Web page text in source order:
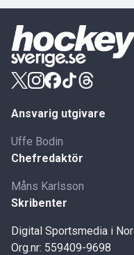
Ansvarig utgivare
Uffe Bodin
Chefredaktör
Måns Karlsson
Skribenter
Digital Sportsmedia i
Org.nr: 559409-9698